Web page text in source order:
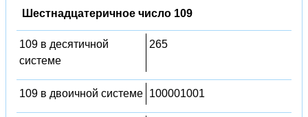
Шестнадцатеричное число 109
109 в десятичной
системе
265
109 в двоичной системе 100001001